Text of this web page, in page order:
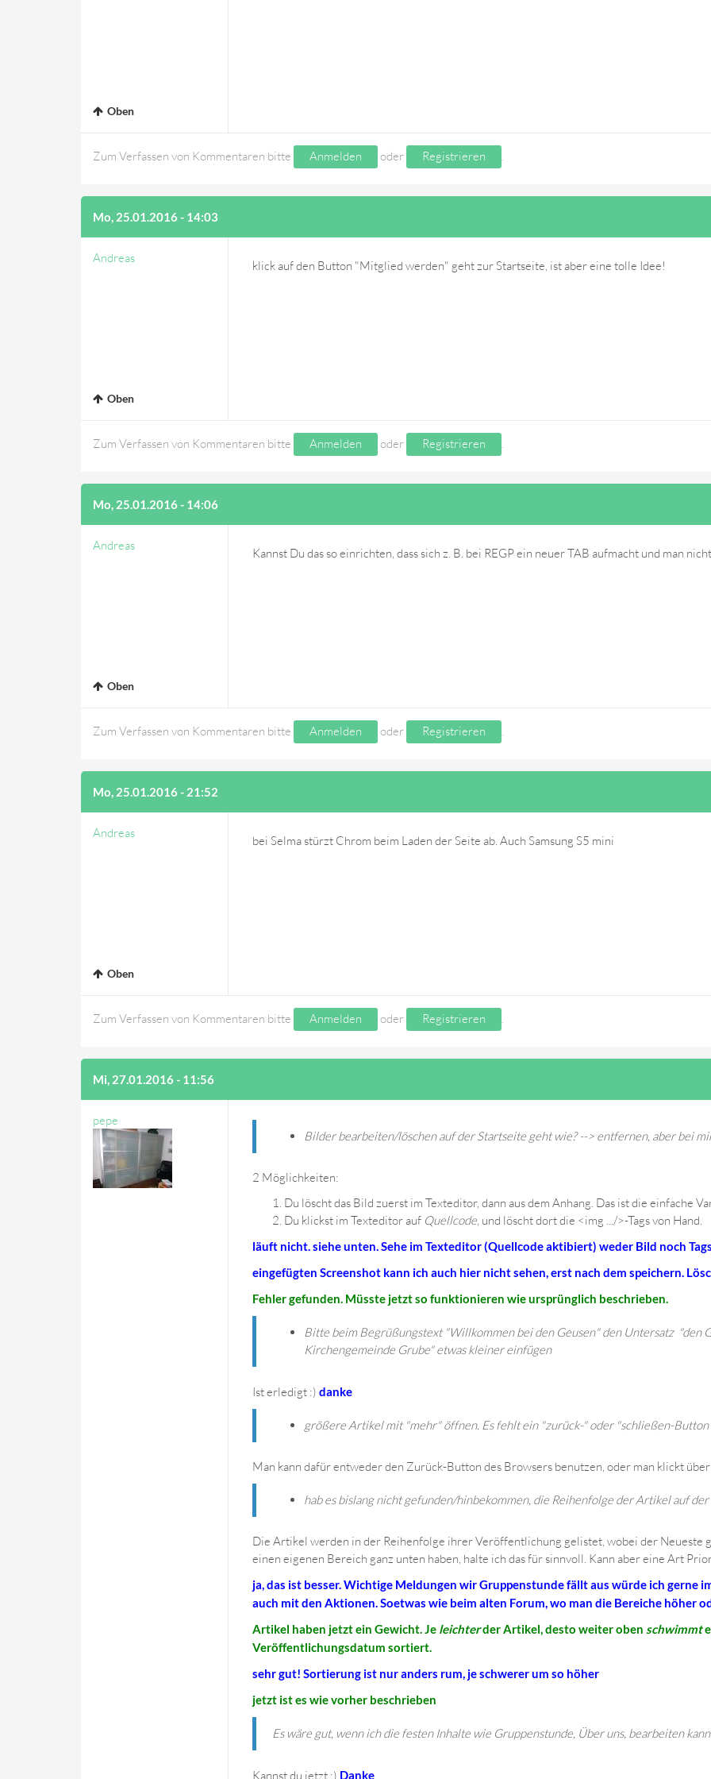
Oben
Zum Verfassen von Kommentaren bitte Anmelden oder Registrieren .
Mo, 25.01.2016 - 14:03
Andreas
klick auf den Button "Mitglied werden" geht zur Startseite, ist aber eine tolle Idee!
Oben
Zum Verfassen von Kommentaren bitte Anmelden oder Registrieren .
Mo, 25.01.2016 - 14:06
Andreas
Kannst Du das so einrichten, dass sich z. B. bei REGP ein neuer TAB aufmacht und man
Oben
Zum Verfassen von Kommentaren bitte Anmelden oder Registrieren .
Mo, 25.01.2016 - 21:52
Andreas
bei Selma stürzt Chrom beim Laden der Seite ab. Auch Samsung S5 mini
Oben
Zum Verfassen von Kommentaren bitte Anmelden oder Registrieren .
Mi, 27.01.2016 - 11:56
pepe
Bilder bearbeiten/löschen auf der Startseite geht wie? --> entfernen, aber bei
2 Möglichkeiten:
Du löscht das Bild zuerst im Texteditor, dann aus dem Anhang. Das ist die einfache
Du klickst im Texteditor auf Quellcode, und löscht dort die <img .../>-Tags von Hand.
läuft nicht. siehe unten. Sehe im Texteditor (Quellcode aktibiert) weder Bild noch
eingefügten Screenshot kann ich auch hier nicht sehen, erst nach dem speichern.
Fehler gefunden. Müsste jetzt so funktionieren wie ursprünglich beschrieben.
Bitte beim Begrüßungstext "Willkommen bei den Geusen" den Untersatz "den
Kirchengemeinde Grube" etwas kleiner einfügen
Ist erledigt :) danke
größere Artikel mit "mehr" öffnen. Es fehlt ein "zurück-" oder "schließen-
Man kann dafür entweder den Zurück-Button des Browsers benutzen, oder man klickt
hab es bislang nicht gefunden/hinbekommen, die Reihenfolge der Artikel auf
Die Artikel werden in der Reihenfolge ihrer Veröffentlichung gelistet, wobei der Neueste
einen eigenen Bereich ganz unten haben, halte ich das für sinnvoll. Kann aber eine Art
ja, das ist besser. Wichtige Meldungen wir Gruppenstunde fällt aus würde ich gerne
auch mit den Aktionen. Soetwas wie beim alten Forum, wo man die Bereiche höher
Artikel haben jetzt ein Gewicht. Je leichterder Artikel, desto weiter oben schwimmt
Veröffentlichungsdatum sortiert.
sehr gut! Sortierung ist nur anders rum, je schwerer um so höher
jetzt ist es wie vorher beschrieben
Es wäre gut, wenn ich die festen Inhalte wie Gruppenstunde, Über uns, bearbeiten kann
Kannst du jetzt :) Danke